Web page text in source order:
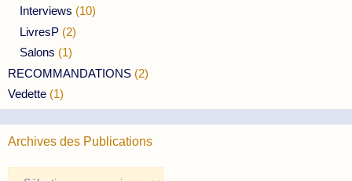
Interviews (10)
LivresP (2)
Salons (1)
RECOMMANDATIONS (2)
Vedette (1)
Archives des Publications